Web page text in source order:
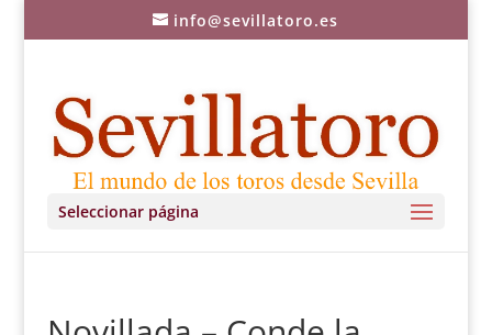
info@sevillatoro.es
Seleccionar página